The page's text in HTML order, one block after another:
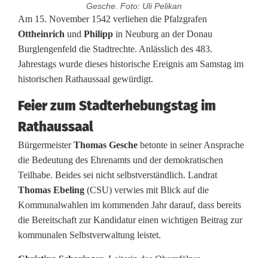
Gesche. Foto: Uli Pelikan
E
h
r
n
g
e
n
b
e
Am 15. November 1542 verliehen die Pfalzgrafen
Ottheinrich und Philipp in Neuburg an der Donau
Burglengenfeld die Stadtrechte. Anlässlich des 483.
Jahrestags wurde dieses historische Ereignis am Samstag im
historischen Rathaussaal gewürdigt.
Feier zum Stadterhebungstag im
Rathaussaal
BürgermeisterThomas Gesche betonte in seiner Ansprache
die Bedeutung des Ehrenamts und der demokratischen
Teilhabe. Beides sei nicht selbstverständlich. Landrat
Thomas Ebeling (CSU) verwies mit Blick auf die
Kommunalwahlen im kommenden Jahr darauf, dass bereits
die Bereitschaft zur Kandidatur einen wichtigen Beitrag zur
kommunalen Selbstverwaltung leistet.